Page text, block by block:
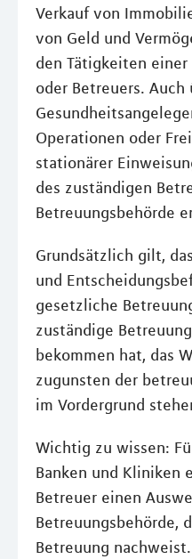
Verkauf von
von Geld und
den Tätigkeiten
oder Betreuers. Auch
Operationen oder
stationärer
des zuständigen
Betreuungsbehörde
Grundsätzlich gilt,
und
gesetzliche
zuständige
bekommen hat, das
zugunsten der
im Vordergrund
Wichtig zu wissen:
Banken und Kliniken
Betreuer einen
Betreuungsbehörde,
Betreuung nachweist.